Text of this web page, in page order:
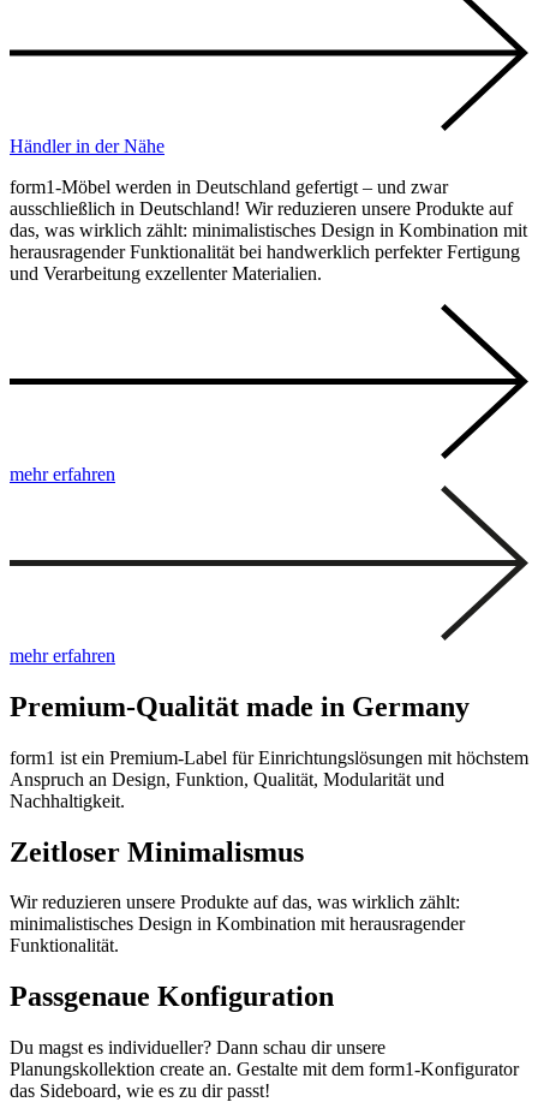
Händler in der Nähe
form1-Möbel werden in Deutschland gefertigt – und zwar
ausschließlich in Deutschland! Wir reduzieren unsere Produkte auf
das, was wirklich zählt: minimalistisches Design in Kombination mit
herausragender Funktionalität bei handwerklich perfekter Fertigung
und Verarbeitung exzellenter Materialien.
mehr erfahren
mehr erfahren
Premium-Qualität made in Germany
form1 ist ein Premium-Label für Einrichtungslösungen mit höchstem
Anspruch an Design, Funktion, Qualität, Modularität und
Nachhaltigkeit.
Zeitloser Minimalismus
Wir reduzieren unsere Produkte auf das, was wirklich zählt:
minimalistisches Design in Kombination mit herausragender
Funktionalität.
Passgenaue Konfiguration
Du magst es individueller? Dann schau dir unsere
Planungskollektion create an. Gestalte mit dem form1-Konfigurator
das Sideboard, wie es zu dir passt!